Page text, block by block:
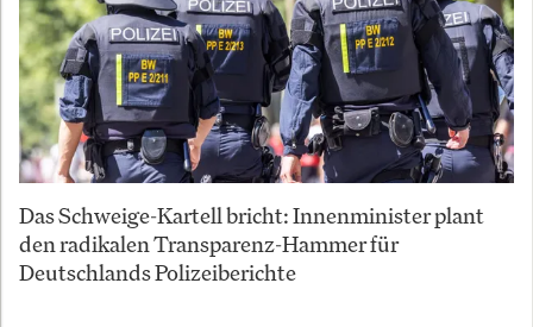
Das Schweige-Kartell bricht: Innenminister plant
den radikalen Transparenz-Hammer für
Deutschlands Polizeiberichte